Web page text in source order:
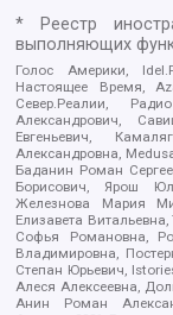
* Реестр
выполняющих
Голос Америки,
Настоящее Время,
Север.Реалии,
Александрович,
Евгеньевич,
Александровна,
Баданин Роман
Борисович, Ярош
Железнова Мария
Елизавета
Софья Романовна,
Владимировна,
Степан Юрьевич,
Алеся Алексеевна,
Анин Роман